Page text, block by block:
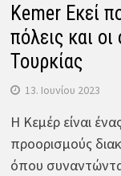
Kemer Εκεί
πόλεις και
Τουρκίας
13. Ιουνίου 2023
Η Κεμέρ είναι
προορισμούς
όπου